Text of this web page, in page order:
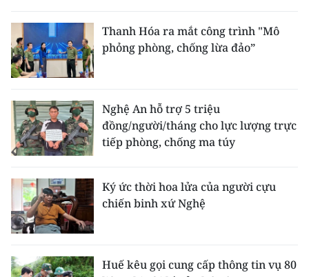
Thanh Hóa ra mắt công trình "Mô
phỏng phòng, chống lừa đảo”
Nghệ An hỗ trợ 5 triệu
đồng/người/tháng cho lực lượng trực
tiếp phòng, chống ma túy
Ký ức thời hoa lửa của người cựu
chiến binh xứ Nghệ
Huế kêu gọi cung cấp thông tin vụ 80